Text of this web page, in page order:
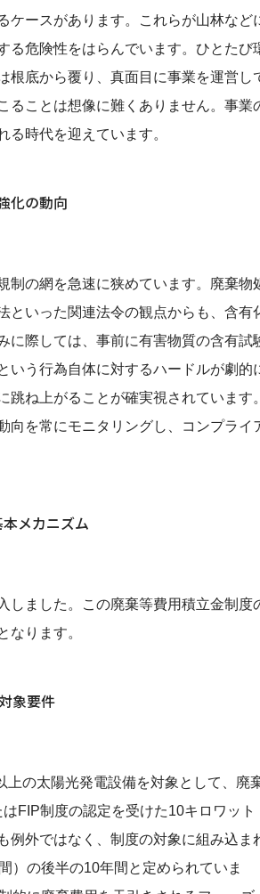
ケースがあります。これらが山林など
る危険性をはらんでいます。ひとたび
根底から覆り、真面目に事業を運営し
ることは想像に難くありません。事業
時代を迎えています。
化の動向
の網を急速に狭めています。廃棄物
といった関連法令の観点からも、含有
に際しては、事前に有害物質の含有試
いう行為自体に対するハードルが劇的
ね上がることが確実視されています。
向を常にモニタリングし、コンプライ
メカニズム
ました。この廃棄等費用積立金制度
なります。
象要件
の太陽光発電設備を対象として、廃
FIP制度の認定を受けた10キロワット
例外ではなく、制度の対象に組み込ま
）の後半の10年間と定められていま